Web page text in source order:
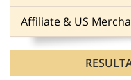
Affiliate & US